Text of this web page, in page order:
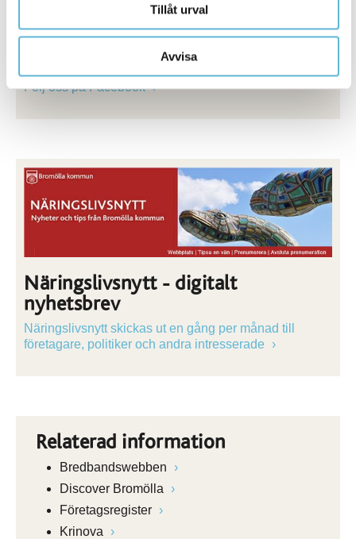
Tillåt urval
Avvisa
Näringsliv Bromölla på Facebook
Håll dig uppdaterad kring det senaste inom
näringslivet i Bromölla kommun.
Följ oss på Facebook
Näringslivsnytt - digitalt
nyhetsbrev
Näringslivsnytt skickas ut en gång per månad till
företagare, politiker och andra intresserade
Relaterad information
Bredbandswebben
Discover Bromölla
Företagsregister
Krinova